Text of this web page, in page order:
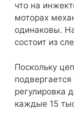
что на
моторах
одинаковы.
состоит из
Поскольку
регулировка
каждые 15